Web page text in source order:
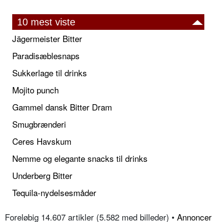
10 mest viste
Jägermeister Bitter
Paradisæblesnaps
Sukkerlage til drinks
Mojito punch
Gammel dansk Bitter Dram
Smugbrænderi
Ceres Havskum
Nemme og elegante snacks til drinks
Underberg Bitter
Tequila-nydelsesmåder
Foreløbig 14.607 artikler (5.582 med billeder) • Annoncer